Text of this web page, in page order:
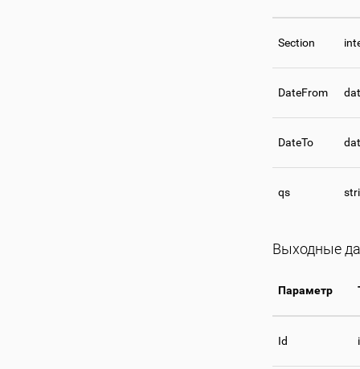
Section
DateFrom
DateTo
qs
Выходные
Параметр
Id